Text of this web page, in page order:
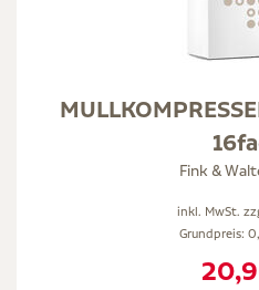
Fink &
inkl. MwSt.
Grundpreis: